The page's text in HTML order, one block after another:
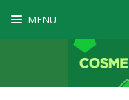
MENU